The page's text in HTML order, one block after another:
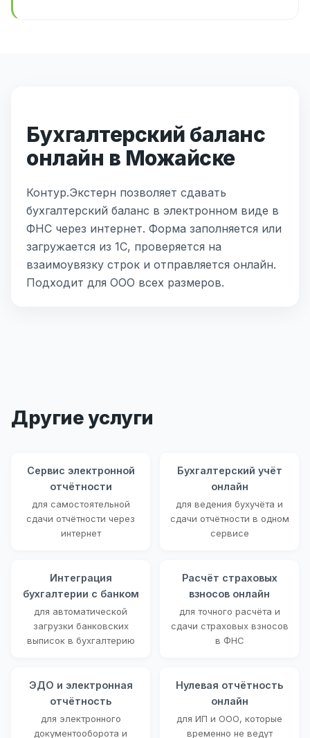
Бухгалтерский баланс
онлайн в Можайске
Контур.Экстерн позволяет сдавать
бухгалтерский баланс в электронном виде в
ФНС через интернет. Форма заполняется или
загружается из 1С, проверяется на
взаимоувязку строк и отправляется онлайн.
Подходит для ООО всех размеров.
Другие услуги
Сервис электронной
отчётности
для самостоятельной
сдачи отчётности через
интернет
Бухгалтерский учёт
онлайн
для ведения бухучёта и
сдачи отчётности в одном
сервисе
Интеграция
бухгалтерии с банком
для автоматической
загрузки банковских
выписок в бухгалтерию
Расчёт страховых
взносов онлайн
для точного расчёта и
сдачи страховых взносов
в ФНС
ЭДО и электронная
отчётность
для электронного
документооборота и
Нулевая отчётность
онлайн
для ИП и ООО, которые
временно не ведут